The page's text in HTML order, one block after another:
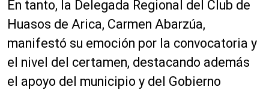
En tanto, la Delegada Regional del Club de
Huasos de Arica, Carmen Abarzúa,
manifestó su emoción por la convocatoria y
el nivel del certamen, destacando además
el apoyo del municipio y del Gobierno